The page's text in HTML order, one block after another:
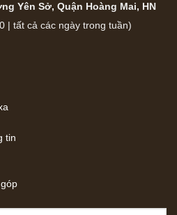
Yên Sở, Quận Hoàng Mai, HN
| tất cả các ngày trong tuần)
tin